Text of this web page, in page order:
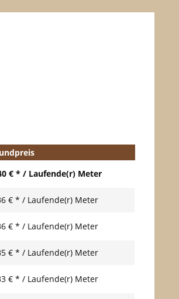
€ * / Laufende(r) Meter
€ * / Laufende(r) Meter
€ * / Laufende(r) Meter
€ * / Laufende(r) Meter
€ * / Laufende(r) Meter